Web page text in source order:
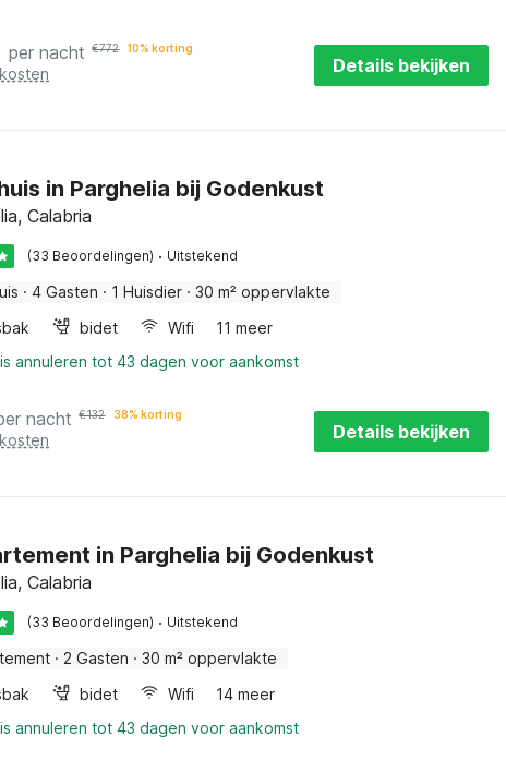
per nacht €772 10% korting
Details bekijken
in Parghelia bij Godenkust
Calabria
(33 Beoordelingen) · Uitstekend
· 4 Gasten · 1 Huisdier · 30 m² oppervlakte
bidet Wifi
11 meer
annuleren tot 43 dagen voor aankomst
nacht €132 38% korting
Details bekijken
in Parghelia bij Godenkust
Calabria
(33 Beoordelingen) · Uitstekend
· 2 Gasten · 30 m² oppervlakte
bidet Wifi
14 meer
annuleren tot 43 dagen voor aankomst